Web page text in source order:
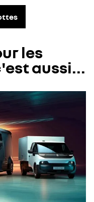
les
aussi...